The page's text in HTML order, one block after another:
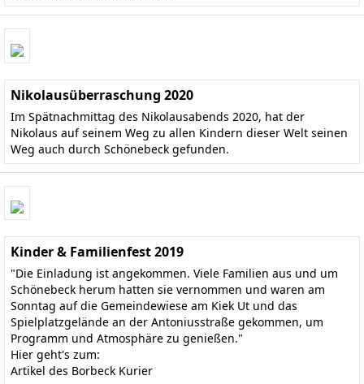
Nikolausüberraschung 2020
Im Spätnachmittag des Nikolausabends 2020, hat der
Nikolaus auf seinem Weg zu allen Kindern dieser Welt seinen
Weg auch durch Schönebeck gefunden.
Kinder & Familienfest 2019
"Die Einladung ist angekommen. Viele Familien aus und um
Schönebeck herum hatten sie vernommen und waren am
Sonntag auf die Gemeindewiese am Kiek Ut und das
Spielplatzgelände an der Antoniusstraße gekommen, um
Programm und Atmosphäre zu genießen."
Hier geht's zum:
Artikel des Borbeck Kurier